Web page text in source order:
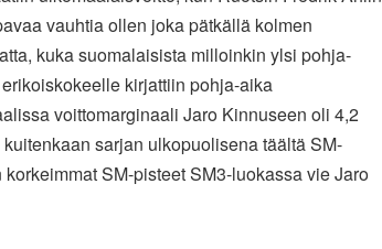
vauhtia ollen joka pätkällä kolmen
kuka suomalaisista milloinkin ylsi pohja-
kirjattiin pohja-aika
voittomarginaali Jaro Kinnuseen oli 4,2
sarjan ulkopuolisena täältä SM-
SM-pisteet SM3-luokassa vie Jaro